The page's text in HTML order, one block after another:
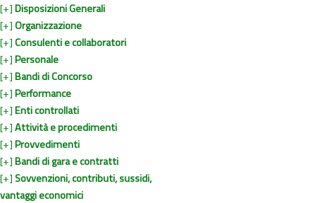
[+]Disposizioni Generali
[+]Organizzazione
[+]Consulenti e collaboratori
[+]Personale
[+]Bandi di Concorso
[+]Performance
[+]Enti controllati
[+]Attività e procedimenti
[+]Provvedimenti
[+]Bandi di gara e contratti
[+]Sovvenzioni, contributi, sussidi,
vantaggi economici